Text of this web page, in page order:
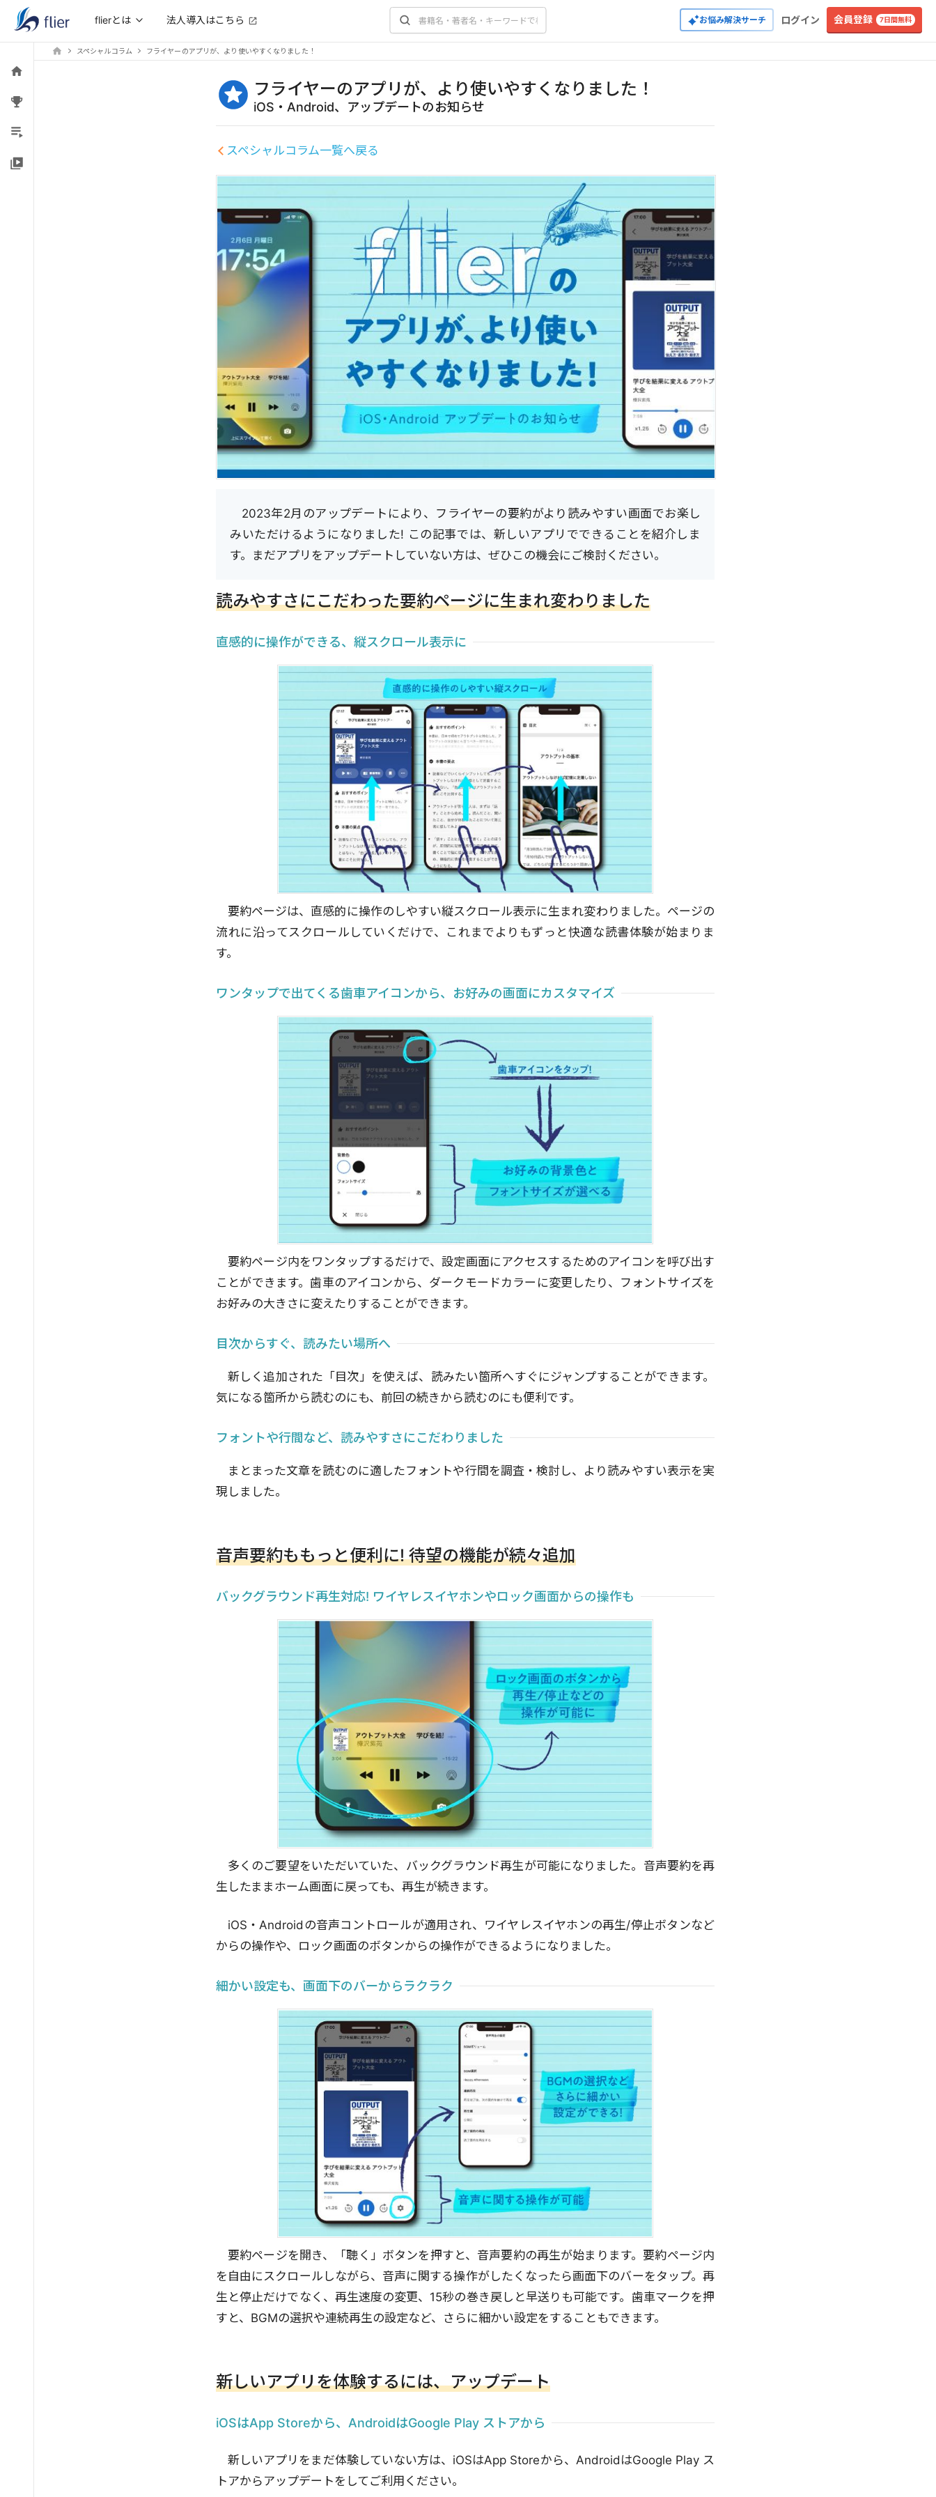
flierとは 法人導入はこちら お悩み解決サーチ ログイン 会員登録 7日間無料
スペシャルコラム フライヤーのアプリが、より使いやすくなりました！
フライヤーのアプリが、より使いやすくなりました！
iOS・Android、アップデートのお知らせ
スペシャルコラム一覧へ戻る
2023年2月のアップデートにより、フライヤーの要約がより読みやすい画面でお楽し
みいただけるようになりました! この記事では、新しいアプリでできることを紹介しま
す。まだアプリをアップデートしていない方は、ぜひこの機会にご検討ください。
読みやすさにこだわった要約ページに生まれ変わりました
直感的に操作ができる、縦スクロール表示に
要約ページは、直感的に操作のしやすい縦スクロール表示に生まれ変わりました。ページの
流れに沿ってスクロールしていくだけで、これまでよりもずっと快適な読書体験が始まりま
す。
ワンタップで出てくる歯車アイコンから、お好みの画面にカスタマイズ
要約ページ内をワンタップするだけで、設定画面にアクセスするためのアイコンを呼び出す
ことができます。歯車のアイコンから、ダークモードカラーに変更したり、フォントサイズを
お好みの大きさに変えたりすることができます。
目次からすぐ、読みたい場所へ
新しく追加された「目次」を使えば、読みたい箇所へすぐにジャンプすることができます。
気になる箇所から読むのにも、前回の続きから読むのにも便利です。
フォントや行間など、読みやすさにこだわりました
まとまった文章を読むのに適したフォントや行間を調査・検討し、より読みやすい表示を実
現しました。
音声要約ももっと便利に! 待望の機能が続々追加
バックグラウンド再生対応! ワイヤレスイヤホンやロック画面からの操作も
多くのご要望をいただいていた、バックグラウンド再生が可能になりました。音声要約を再
生したままホーム画面に戻っても、再生が続きます。
iOS・Androidの音声コントロールが適用され、ワイヤレスイヤホンの再生/停止ボタンなど
からの操作や、ロック画面のボタンからの操作ができるようになりました。
細かい設定も、画面下のバーからラクラク
要約ページを開き、「聴く」ボタンを押すと、音声要約の再生が始まります。要約ページ内
を自由にスクロールしながら、音声に関する操作がしたくなったら画面下のバーをタップ。再
生と停止だけでなく、再生速度の変更、15秒の巻き戻しと早送りも可能です。歯車マークを押
すと、BGMの選択や連続再生の設定など、さらに細かい設定をすることもできます。
新しいアプリを体験するには、アップデート
iOSはApp Storeから、AndroidはGoogle Play ストアから
新しいアプリをまだ体験していない方は、iOSはApp Storeから、AndroidはGoogle Play ス
トアからアップデートをしてご利用ください。